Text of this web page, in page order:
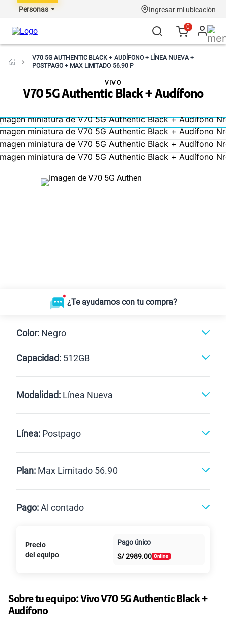
Personas Ingresar mi ubicación
0
V70 5G AUTHENTIC BLACK + AUDÍFONO + LÍNEA NUEVA +
POSTPAGO + MAX LIMITADO 56.90 P
V70 5G Authentic Black + Audífono
VIVO
¿Te ayudamos con tu compra?
Color: Negro
Dorado
Capacidad: 512GB
512GB
Modalidad: Línea Nueva
Renovación Celular liberado
Línea: Postpago
Postpago
Plan: Max Limitado 56.90
Paga solo
25GBen alta velocidad
S/
Paga solo S/49.90
Pago:Al contado
Al contado Cuotas Claro
intereses
Precio
del equipo
Pago único
S/2989.00
Sobre tu equipo: Vivo V70 5G Authentic Black +
Audífono